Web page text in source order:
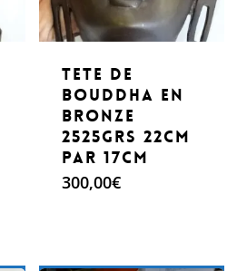
Tete de
Bouddha en
Bronze
2525grs 22cm
par 17cm
300,00€